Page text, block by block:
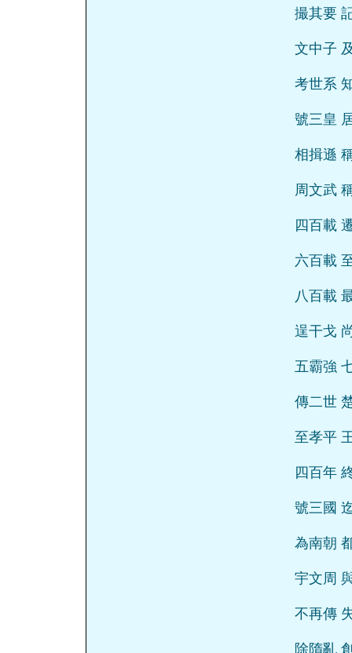
撮其要
文中子
考世系
號三皇
相揖遜
周文武
四百載
六百載
八百載
逞干戈
五霸強
傳二世
至孝平
四百年
號三國
為南朝
宇文周
不再傳
除隋亂